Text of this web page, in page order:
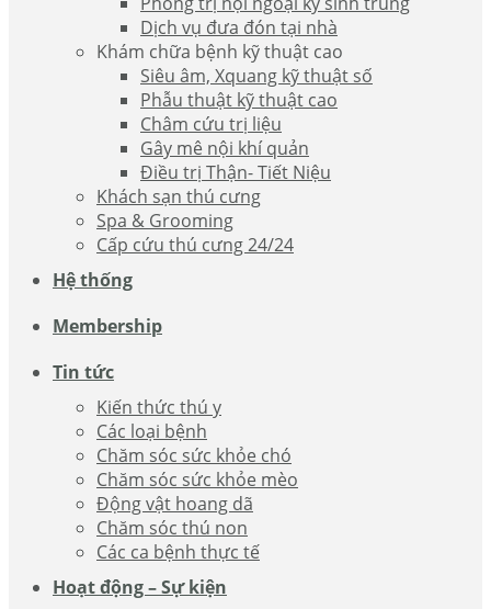
Dịch vụ đưa đón tại nhà
Khám chữa bệnh kỹ thuật cao
Siêu âm, Xquang kỹ thuật số
Phẫu thuật kỹ thuật cao
Châm cứu trị liệu
Gây mê nội khí quản
Điều trị Thận- Tiết Niệu
Khách sạn thú cưng
Spa & Grooming
Cấp cứu thú cưng 24/24
Hệ thống
Membership
Tin tức
Kiến thức thú y
Các loại bệnh
Chăm sóc sức khỏe chó
Chăm sóc sức khỏe mèo
Động vật hoang dã
Chăm sóc thú non
Các ca bệnh thực tế
Hoạt động – Sự kiện